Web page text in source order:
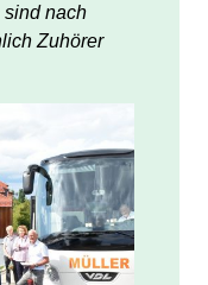
sind nach
Zuhörer